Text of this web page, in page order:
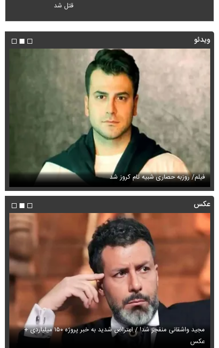
قتل شد
ویدئو
فیلم/ روزبه حصاری شبیه تام کروز شد
عکس
مجید واشقانی منفجر شد! / اعتراض شدید به خبر پروژه ۱۵۰ میلیاردی +
عکس